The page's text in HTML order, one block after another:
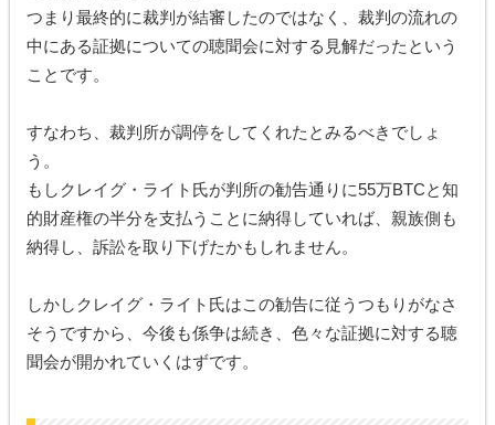
つまり最終的に裁判が結審したのではなく、裁判の流れの
中にある証拠についての聴聞会に対する見解だったという
ことです。
すなわち、裁判所が調停をしてくれたとみるべきでしょ
う。
もしクレイグ・ライト氏が判所の勧告通りに55万BTCと知
的財産権の半分を支払うことに納得していれば、親族側も
納得し、訴訟を取り下げたかもしれません。
しかしクレイグ・ライト氏はこの勧告に従うつもりがなさ
そうですから、今後も係争は続き、色々な証拠に対する聴
聞会が開かれていくはずです。